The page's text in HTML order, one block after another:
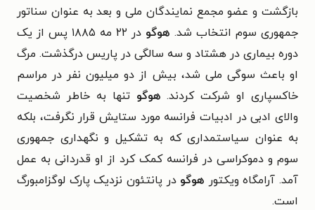
بازگشت و عضو مجمع نمایندگان ملی و بعد به عنوان سناتور
جمهوری سوم انتخاب شد. هوگو
در ۲۲ مه ۱‌۸۸۵ پس از یک
دوره بیماری در هشتاد و سه سالگی در پاریس درگذشت. مرگ
او باعث سوگی ملی شد، بیش از دو میلیون نفر در مراسم
خاکسپاری او شرکت کردند. هوگوتنها به خاطر شخصیت
والای ادبی در ادبیات فرانسه مورد ستایش قرار نگرفت، بلکه
به عنوان سیاستمداری که به تشکیل و نگهداری جمهوری
سوم و دموکراسی در فرانسه کمک کرد از او قدردانی به عمل
آمد. آرامگاه ویکتور هوگودر پانتئون نزدیک پارک لوگزامبورگ
است.